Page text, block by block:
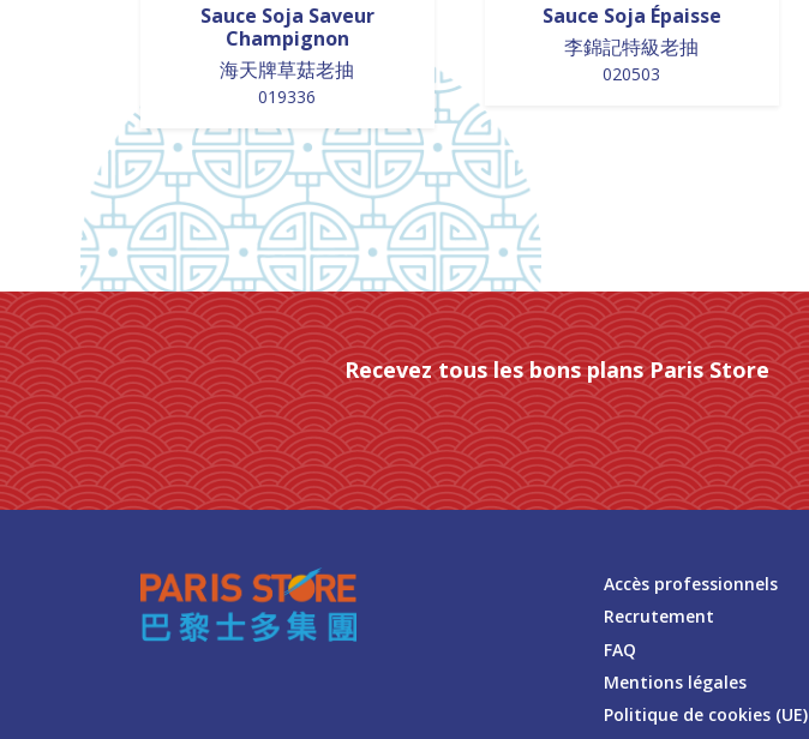
Sauce Soja Saveur
Champignon
海天牌草菇老抽
019336
Sauce Soja Épaisse
李錦記特級老抽
020503
Recevez tous les bons plans Paris Store
Accès professionnels
Recrutement
FAQ
Mentions légales
Politique de cookies (UE)